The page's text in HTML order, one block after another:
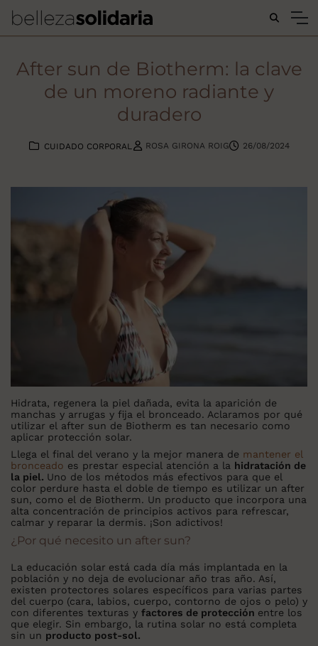
Buscar...
After sun de Biotherm: la clave
de un moreno radiante y
duradero
CUIDADO CORPORAL ROSA GIRONA ROIG 26/08/2024
Hidrata, regenera la piel dañada, evita la aparición de
manchas y arrugas y fija el bronceado. Aclaramos por qué
utilizar el after sun de Biotherm es tan necesario como
aplicar protección solar.
Llega el final del verano y la mejor manera de mantener el
bronceado es prestar especial atención a la hidratación de
la piel. Uno de los métodos más efectivos para que el
color perdure hasta el doble de tiempo es utilizar un after
sun, como el de Biotherm. Un producto que incorpora una
alta concentración de principios activos para refrescar,
calmar y reparar la dermis. ¡Son adictivos!
¿Por qué necesito un after sun?
La educación solar está cada día más implantada en la
población y no deja de evolucionar año tras año. Así,
existen protectores solares específicos para varias partes
del cuerpo (cara, labios, cuerpo, contorno de ojos o pelo) y
con diferentes texturas y factores de protección entre los
que elegir. Sin embargo, la rutina solar no está completa
sin un producto post-sol.